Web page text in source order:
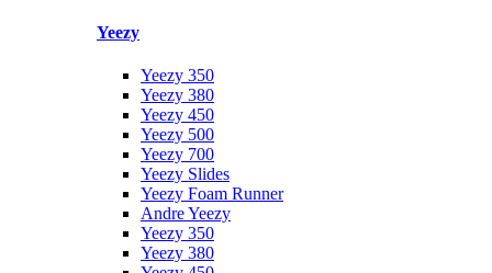
Yeezy
Yeezy 350
Yeezy 380
Yeezy 450
Yeezy 500
Yeezy 700
Yeezy Slides
Yeezy Foam Runner
Andre Yeezy
Yeezy 350
Yeezy 380